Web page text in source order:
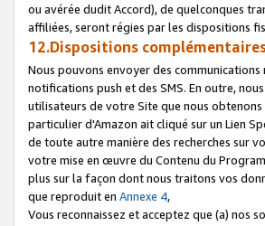
ou avérée dudit Accord), de quelconques
affiliées, seront régies par les dispositions
12.Dispositions
Nous pouvons envoyer des
notifications push et des SMS. En outre,
utilisateurs de votre Site que nous
particulier d'Amazon ait cliqué sur un Lien
de toute autre manière des recherches sur
votre mise en œuvre du Contenu du
plus sur la façon dont nous traitons vos
que reproduit en Annexe 4,
Vous reconnaissez et acceptez que (a) nos